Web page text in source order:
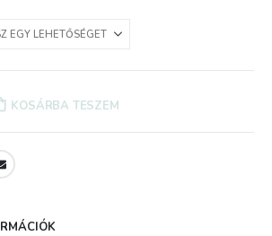
is:
3,850 Ft.
KOSÁRBA TESZEM